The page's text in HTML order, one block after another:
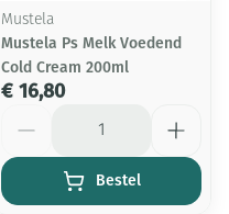
Mustela
Mustela Ps Melk Voedend
Cold Cream 200ml
€ 16,80
Bestel